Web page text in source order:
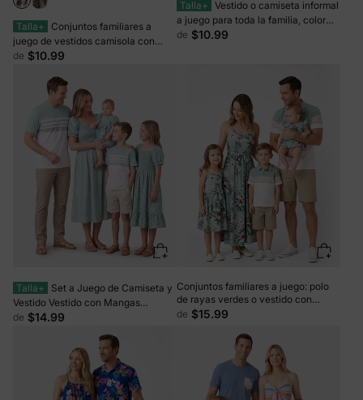
Talla+
Conjuntos familiares a
juego de vestidos camisola con
cinturón y estampado floral y blusas
de $10.99
Talla+ Vestido o camiseta informal
a juego para toda la familia, color
liso, costuras de tela azul rey
de $10.99
Talla+
Set a Juego de Camiseta y
Vestido Vestido con Mangas
Abullonadas de Lunares para
Algodón con Bloques de Color para
Papá y Niño, Perfecto para Salidas
Familiares y Fotos Verde Claro
de $14.99
Conjuntos familiares a juego: polo
de rayas verdes o vestido con
cinturón y tirantes con estampado
de $15.99